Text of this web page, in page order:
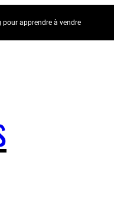
apprendre à vendre